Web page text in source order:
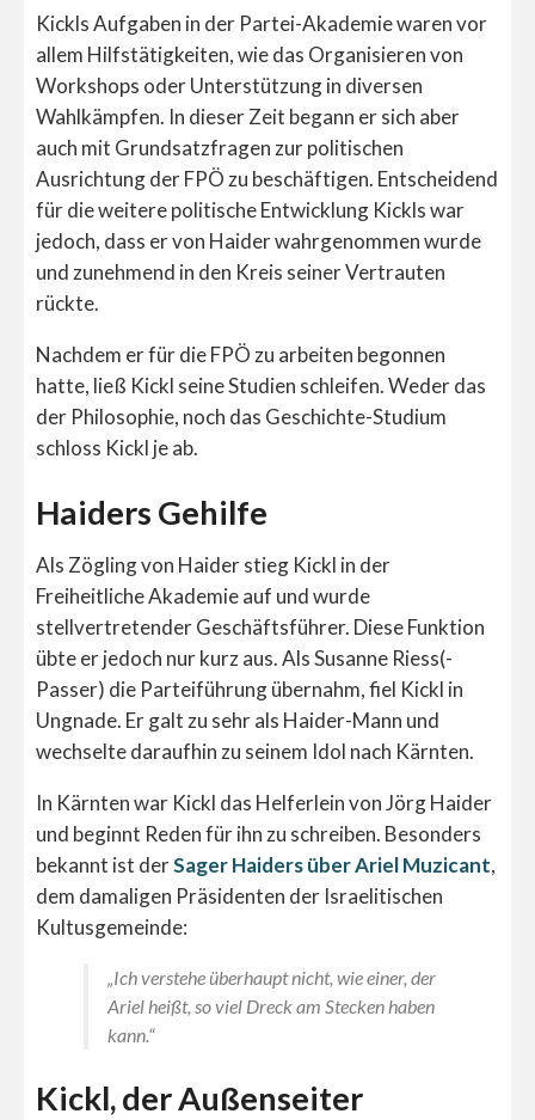
Kickls Aufgaben in der Partei-Akademie waren vor
allem Hilfstätigkeiten, wie das Organisieren von
Workshops oder Unterstützung in diversen
Wahlkämpfen. In dieser Zeit begann er sich aber
auch mit Grundsatzfragen zur politischen
Ausrichtung der FPÖ zu beschäftigen. Entscheidend
für die weitere politische Entwicklung Kickls war
jedoch, dass er von Haider wahrgenommen wurde
und zunehmend in den Kreis seiner Vertrauten
rückte.
Nachdem er für die FPÖ zu arbeiten begonnen
hatte, ließ Kickl seine Studien schleifen. Weder das
der Philosophie, noch das Geschichte-Studium
schloss Kickl je ab.
Haiders Gehilfe
Als Zögling von Haider stieg Kickl in der
Freiheitliche Akademie auf und wurde
stellvertretender Geschäftsführer. Diese Funktion
übte er jedoch nur kurz aus. Als Susanne Riess(-
Passer) die Parteiführung übernahm, fiel Kickl in
Ungnade. Er galt zu sehr als Haider-Mann und
wechselte daraufhin zu seinem Idol nach Kärnten.
In Kärnten war Kickl das Helferlein von Jörg Haider
und beginnt Reden für ihn zu schreiben. Besonders
bekannt ist derSager Haiders über Ariel Muzicant,
dem damaligen Präsidenten der Israelitischen
Kultusgemeinde:
„Ich verstehe überhaupt nicht, wie einer, der
Ariel heißt, so viel Dreck am Stecken haben
kann.“
Kickl, der Außenseiter